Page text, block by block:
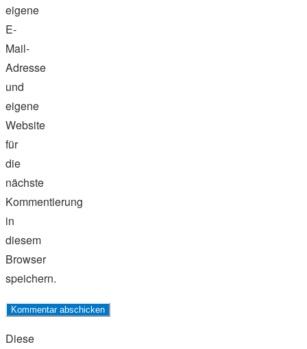
eigene
E-
Mail-
Adresse
und
eigene
Website
für
die
nächste
Kommentierung
in
diesem
Browser
speichern.
Diese